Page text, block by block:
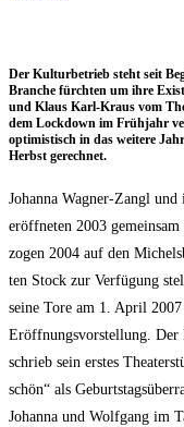
Der Kul­tur­be­trieb steht seit
Bran­che fürch­ten um ihre
und Klaus Karl-Kraus vom
dem Lock­down im Früh­jahr
opti­mis­tisch in das wei­te­re
Herbst gerechnet.
Johan­na Wag­ner-Zangl
eröff­ne­ten 2003
zogen 2004 auf den
ten Stock zur Ver­fü­gung
sei­ne Tore am 1. April
Eröff­nungs­vor­stel­lung. Der
schrieb sein ers­tes
schön“ als
Johan­na und Wolf­gang im